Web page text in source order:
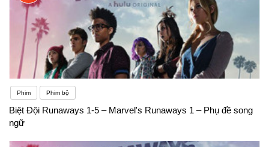
Phim Phim bộ
Biệt Đội Runaways 1-5 – Marvel's Runaways 1 – Phụ đề song
ngữ